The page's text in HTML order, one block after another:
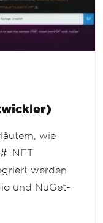
wie
.NET
werden
und NuGet-